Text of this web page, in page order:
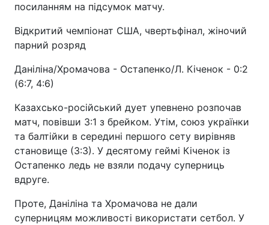
посиланням на підсумок матчу.
Відкритий чемпіонат США, чвертьфінал, жіночий
парний розряд
Даніліна/Хромачова - Остапенко/Л. Кіченок - 0:2
(6:7, 4:6)
Казахсько-російський дует упевнено розпочав
матч, повівши 3:1 з брейком. Утім, союз українки
та балтійки в середині першого сету вирівняв
становище (3:3). У десятому геймі Кіченок із
Остапенко ледь не взяли подачу суперниць
вдруге.
Проте, Даніліна та Хромачова не дали
суперницям можливості використати сетбол. У